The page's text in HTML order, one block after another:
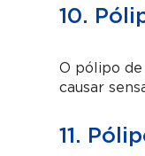
10.
O pólipo de
causar
11.